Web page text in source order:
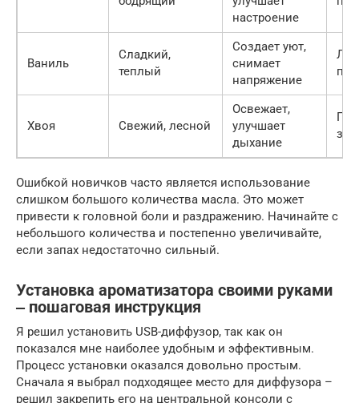
настроение
Ваниль
Сладкий,
теплый
Создает уют,
снимает
напряжение
Хвоя Свежий, лесной
Освежает,
улучшает
дыхание
за
Ошибкой новичков часто является использование
слишком большого количества масла. Это может
привести к головной боли и раздражению. Начинайте с
небольшого количества и постепенно увеличивайте,
если запах недостаточно сильный.
Установка ароматизатора своими руками
‒ пошаговая инструкция
Я решил установить USB-диффузор, так как он
показался мне наиболее удобным и эффективным.
Процесс установки оказался довольно простым.
Сначала я выбрал подходящее место для диффузора –
решил закрепить его на центральной консоли с